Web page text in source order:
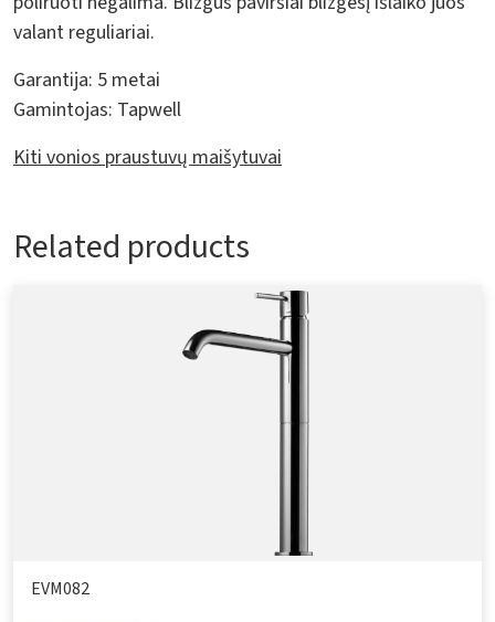
valant reguliariai.
Garantija: 5 metai
Gamintojas: Tapwell
Kiti vonios praustuvų maišytuvai
Related products
EVM082